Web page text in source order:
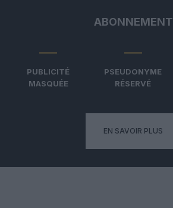
ABONNEMENT
PUBLICITÉ
MASQUÉE
PSEUDONYME
RÉSERVÉ
EN SAVOIR PLUS